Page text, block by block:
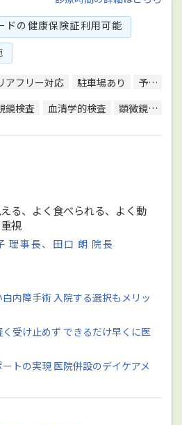
ドの健康保険証利用可能
アフリー対応 駐車場あり 予約可
鏡検査 血清学的検査 顕微鏡検査
える、よく食べられる、よく動
視
理事長、田口 朗 院長
内障手術 入院する選択もメリッ
受け止めず できるだけ早くに医
トの実現 医院併設のデイケアメ